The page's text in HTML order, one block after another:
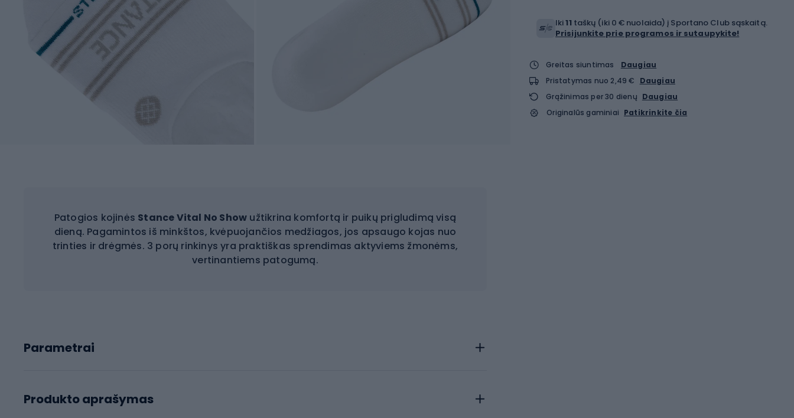
Patogios kojinės Stance Vital No Show užtikrina komfortą ir puikų prigludimą visą
dieną. Pagamintos iš minkštos, kvėpuojančios medžiagos, jos apsaugo kojas nuo
trinties ir drėgmės. 3 porų rinkinys yra praktiškas sprendimas aktyviems žmonėms,
vertinantiems patogumą.
Parametrai
Produkto aprašymas
Iki11 taškų (iki 0 € nuolaida) į Sportano Club sąskaitą.
Prisijunkite prie programos ir sutaupykite!
Greitas siuntimas
Daugiau
Pristatymas nuo 2,49 €
Daugiau
Grąžinimas per 30 dienų Daugiau
Originalūs gaminiai Patikrinkite čia